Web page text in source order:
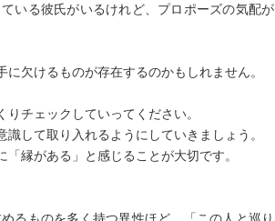
いる彼氏がいるけれど、プロポーズの気配が
欠けるものが存在するのかもしれません。
チェックしていってください。
して取り入れるようにしていきましょう。
縁がある」と感じることが大切です。